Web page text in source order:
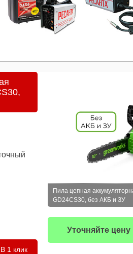
В 1 клик
Пила цепная
GD24CS30, без АКБ и ЗУ
Уточняйте